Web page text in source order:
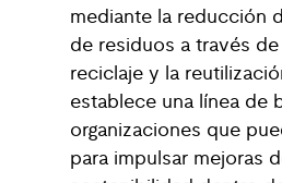
mediante la reducción
de residuos a través
reciclaje y la
establece una línea de
organizaciones que
para impulsar mejoras